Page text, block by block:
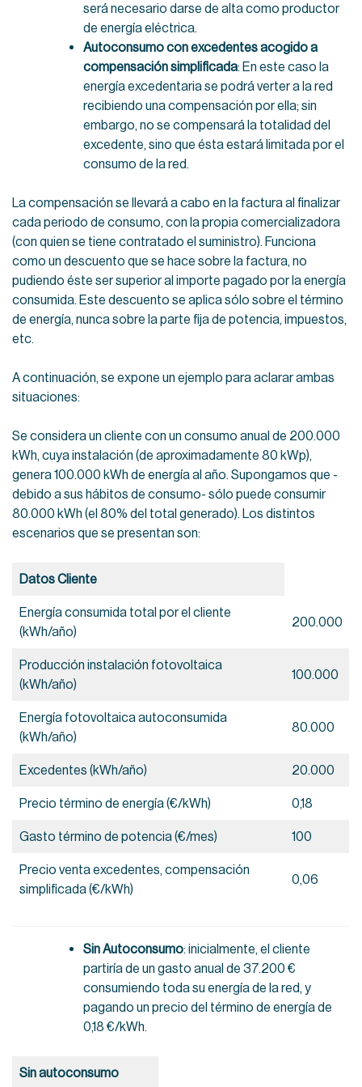
será necesario darse de alta como productor
de energía eléctrica.
Autoconsumo con excedentes acogido a
compensación simplificada: En este caso la
energía excedentaria se podrá verter a la red
recibiendo una compensación por ella; sin
embargo, no se compensará la totalidad del
excedente, sino que ésta estará limitada por el
consumo de la red.
La compensación se llevará a cabo en la factura al finalizar
cada periodo de consumo, con la propia comercializadora
(con quien se tiene contratado el suministro). Funciona
como un descuento que se hace sobre la factura, no
pudiendo éste ser superior al importe pagado por la energía
consumida. Este descuento se aplica sólo sobre el término
de energía, nunca sobre la parte fija de potencia, impuestos,
etc.
A continuación, se expone un ejemplo para aclarar ambas
situaciones:
Se considera un cliente con un consumo anual de 200.000
kWh, cuya instalación (de aproximadamente 80 kWp),
genera 100.000 kWh de energía al año. Supongamos que -
debido a sus hábitos de consumo- sólo puede consumir
80.000 kWh (el 80% del total generado). Los distintos
escenarios que se presentan son:
Datos Cliente
Energía consumida total por el cliente
(kWh/año)
200.000
Producción instalación fotovoltaica
(kWh/año)
100.000
Energía fotovoltaica autoconsumida
(kWh/año)
80.000
Excedentes (kWh/año) 20.000
Precio término de energía (€/kWh) 0,18
Gasto término de potencia (€/mes) 100
Precio venta excedentes, compensación
simplificada (€/kWh)
0,06
Sin Autoconsumo: inicialmente, el cliente
partiría de un gasto anual de 37.200 €
consumiendo toda su energía de la red, y
pagando un precio del término de energía de
0,18 €/kWh.
Sin autoconsumo